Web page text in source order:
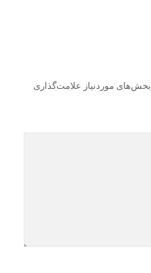
بخش‌های موردنیاز علامت‌گذاری